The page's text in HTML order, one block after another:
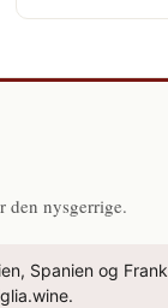
den nysgerrige.
Spanien og